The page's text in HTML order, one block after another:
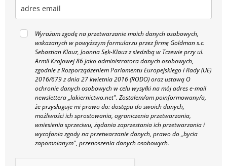
Wyrażam zgodę na przetwarzanie moich danych osobowych,
wskazanych w powyższym formularzu przez firmę Goldman s.c.
Sebastian Klauz, Joanna Sęk-Klauz z siedzibą w Tczewie przy ul.
Armii Krajowej 86 jako administratora danych osobowych,
zgodnie z Rozporządzeniem Parlamentu Europejskiego i Rady (UE)
2016/679 z dnia 27 kwietnia 2016 (RODO) oraz ustawą O
ochronie danych osobowych w celu wysyłki na mój adres e-mail
newslettera „lakiernictwo.net". Zostałem/am poinformowany/a,
że przysługuje mi prawo do: dostępu do swoich danych,
możliwości ich sprostowania, ograniczenia przetwarzania,
wniesienia sprzeciwu, żądania zaprzestania ich przetwarzania i
wycofania zgody na przetwarzanie danych, prawo do „bycia
zapomnianym", przenoszenia danych osobowych.